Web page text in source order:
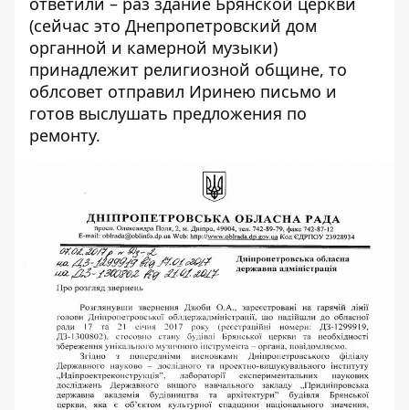
(сейчас это Днепропетровский дом
органной и камерной музыки)
принадлежит религиозной общине, то
облсовет отправил Иринею письмо и
готов выслушать предложения по
ремонту.